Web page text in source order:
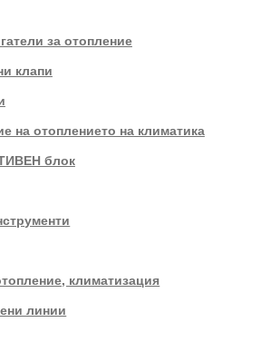
за отопление
клапи
на отоплението на климатика
блок
климатизация
линии